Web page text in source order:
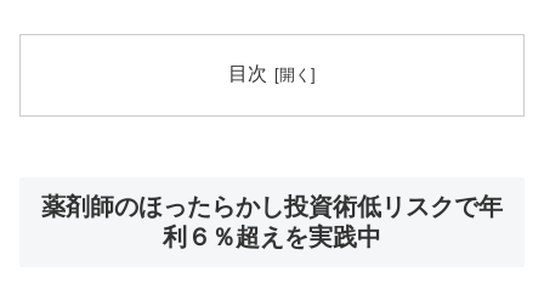
目次
薬剤師のほったらかし投資術低リスクで年
利６％超えを実践中